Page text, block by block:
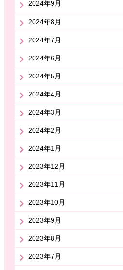
2024年9月
2024年8月
2024年7月
2024年6月
2024年5月
2024年4月
2024年3月
2024年2月
2024年1月
2023年12月
2023年11月
2023年10月
2023年9月
2023年8月
2023年7月